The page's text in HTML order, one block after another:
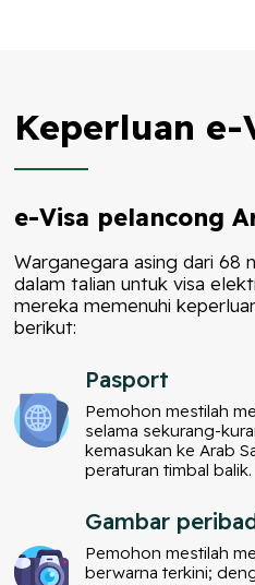
Keperluan e-
e-Visa pelancong
Warganegara asing dari 68
dalam talian untuk visa
mereka memenuhi
berikut:
Pasport
Pemohon mestilah
selama sekurang-
kemasukan ke Arab
peraturan timbal balik.
Gambar
Pemohon mestilah
berwarna terkini;